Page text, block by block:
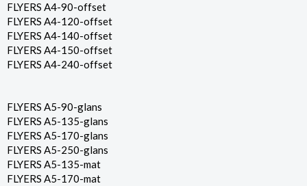
FLYERS A4-90-offset
FLYERS A4-120-offset
FLYERS A4-140-offset
FLYERS A4-150-offset
FLYERS A4-240-offset
FLYERS A5-90-glans
FLYERS A5-135-glans
FLYERS A5-170-glans
FLYERS A5-250-glans
FLYERS A5-135-mat
FLYERS A5-170-mat